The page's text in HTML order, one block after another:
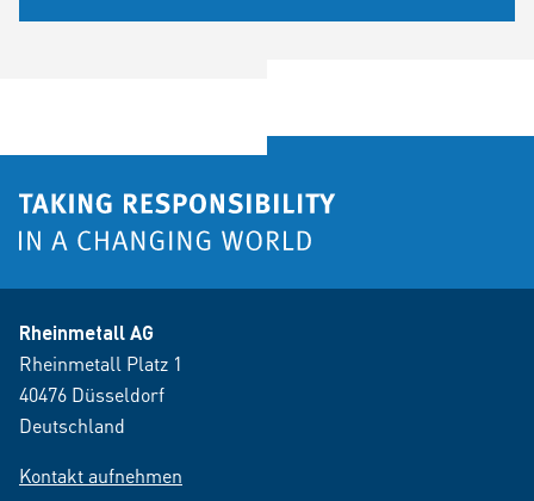
Rheinmetall AG
Rheinmetall Platz 1
40476 Düsseldorf
Deutschland
Kontakt aufnehmen